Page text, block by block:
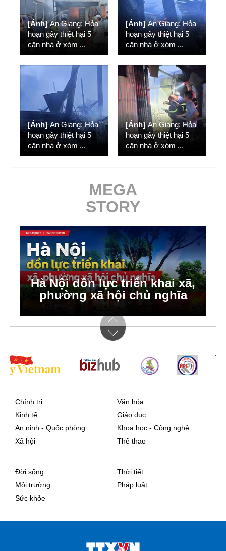
[Ảnh] An Giang: Hỏa
hoạn gây thiệt hại 5
căn nhà ở xóm ...
[Ảnh] An Giang: Hỏa
hoạn gây thiệt hại 5
căn nhà ở xóm ...
[Ảnh] An Giang: Hỏa
hoạn gây thiệt hại 5
căn nhà ở xóm ...
[Ảnh] An Giang: Hỏa
hoạn gây thiệt hại 5
căn nhà ở xóm ...
MEGA
STORY
Hà Nội dồn lực triển khai xã,
phường xã hội chủ nghĩa
Chính trị
Kinh tế
An ninh - Quốc phòng
Xã hội
Văn hóa
Giáo dục
Khoa học - Công nghệ
Thể thao
Đời sống
Môi trường
Sức khỏe
Thời tiết
Pháp luật